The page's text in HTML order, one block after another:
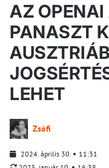
AZ OPENAI
PANASZT
LEHET
Zsófi
2024. április 30.
11:31